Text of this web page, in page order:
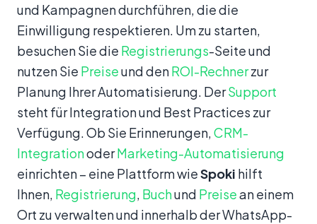
und Kampagnen durchführen, die die
Einwilligung respektieren. Um zu starten,
besuchen Sie die Registrierungs-Seite und
nutzen Sie Preiseund denROI-Rechnerzur
Planung Ihrer Automatisierung. DerSupport
steht für Integration und Best Practices zur
Verfügung. Ob Sie Erinnerungen,CRM-
IntegrationoderMarketing-Automatisierung
einrichten – eine Plattform wieSpoki hilft
Ihnen, Registrierung, Buchund Preisean einem
Ort zu verwalten und innerhalb der WhatsApp-